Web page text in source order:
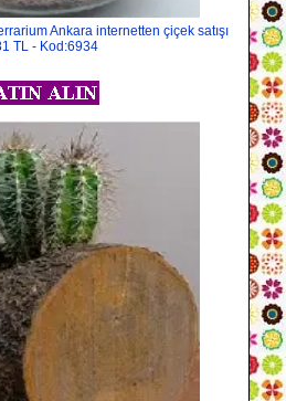
Ankara internetten çiçek satışı
TL - Kod:6934